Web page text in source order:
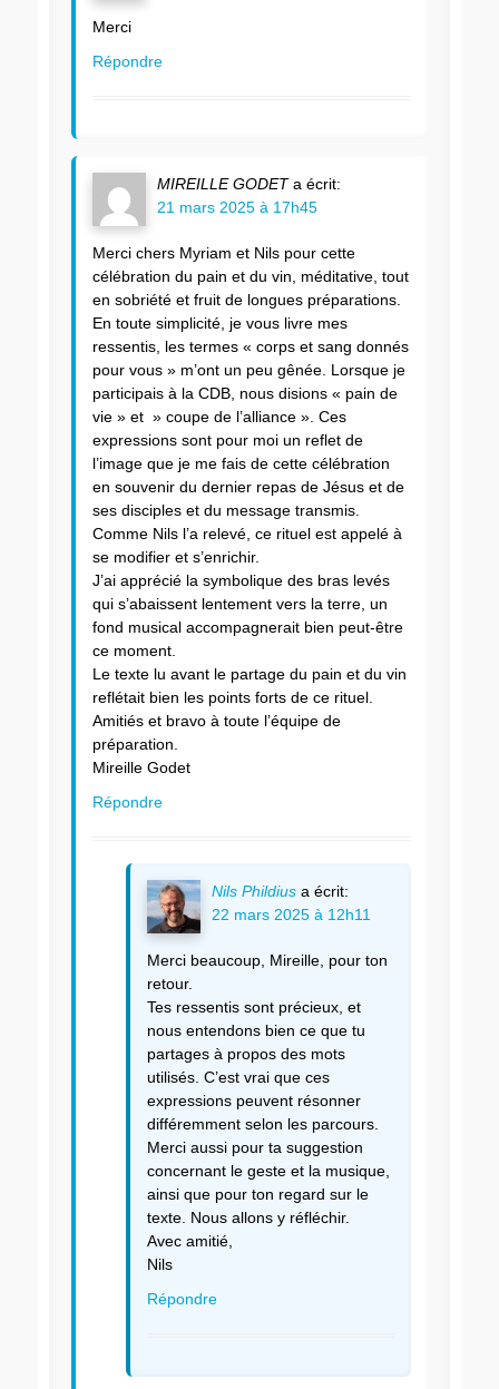
Merci
Répondre
MIREILLE GODET a écrit:
21 mars 2025 à 17h45
Merci chers Myriam et Nils pour cette
célébration du pain et du vin, méditative, tout
en sobriété et fruit de longues préparations.
En toute simplicité, je vous livre mes
ressentis, les termes « corps et sang donnés
pour vous » m’ont un peu gênée. Lorsque je
participais à la CDB, nous disions « pain de
vie » et » coupe de l’alliance ». Ces
expressions sont pour moi un reflet de
l’image que je me fais de cette célébration
en souvenir du dernier repas de Jésus et de
ses disciples et du message transmis.
Comme Nils l’a relevé, ce rituel est appelé à
se modifier et s’enrichir.
J’ai apprécié la symbolique des bras levés
qui s’abaissent lentement vers la terre, un
fond musical accompagnerait bien peut-être
ce moment.
Le texte lu avant le partage du pain et du vin
reflétait bien les points forts de ce rituel.
Amitiés et bravo à toute l’équipe de
préparation.
Mireille Godet
Répondre
Nils Phildius a écrit:
22 mars 2025 à 12h11
Merci beaucoup, Mireille, pour ton
retour.
Tes ressentis sont précieux, et
nous entendons bien ce que tu
partages à propos des mots
utilisés. C’est vrai que ces
expressions peuvent résonner
différemment selon les parcours.
Merci aussi pour ta suggestion
concernant le geste et la musique,
ainsi que pour ton regard sur le
texte. Nous allons y réfléchir.
Avec amitié,
Nils
Répondre